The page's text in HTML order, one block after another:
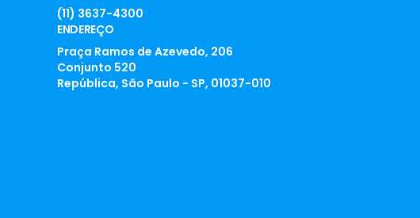
(11) 3637-4300
ENDEREÇO
Praça Ramos de Azevedo, 206
Conjunto 520
República, São Paulo - SP, 01037-010